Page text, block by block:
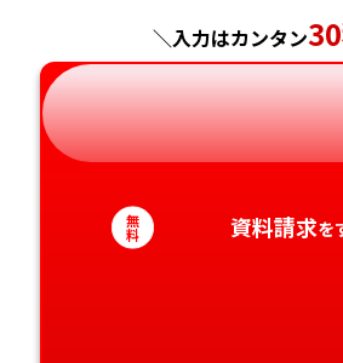
神奈川県
長野県
岐阜県
静岡県
愛知県
兵庫県
奈良県
和歌山県
広島県
山口県
徳島県
香川県
長崎県
熊本県
大分県
宮崎県
＼入力はカンタン
無
料 資料請求を